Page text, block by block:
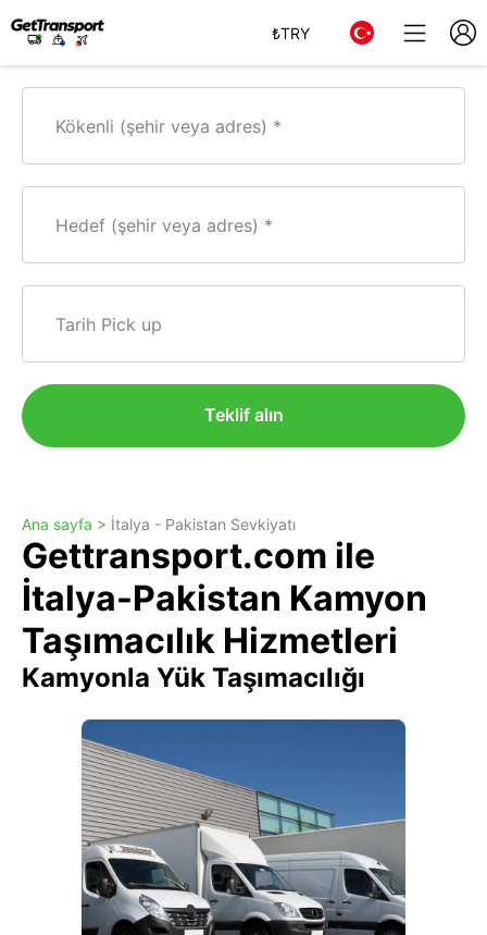
₺TRY
Kökenli (şehir veya adres)
Hedef (şehir veya adres)
Tarih Pick up
Teklif alın
Ana sayfa > İtalya - Pakistan Sevkiyatı
Gettransport.com ile
İtalya-Pakistan Kamyon
Taşımacılık Hizmetleri
Kamyonla Yük Taşımacılığı